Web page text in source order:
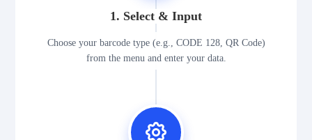
1. Select & Input
Choose your barcode type (e.g., CODE 128, QR Code)
from the menu and enter your data.